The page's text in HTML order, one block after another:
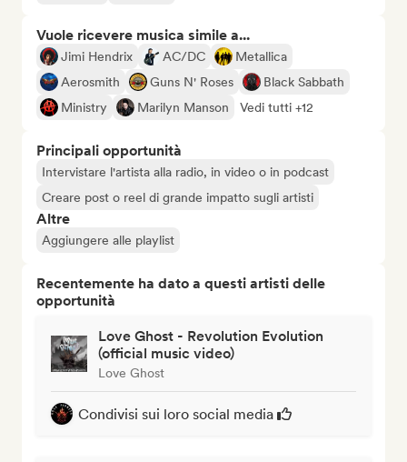
Vuole ricevere musica simile a...
Jimi Hendrix AC/DC
Metallica
Aerosmith
Guns N' Roses
Black Sabbath
Ministry
Marilyn Manson Vedi tutti +12
Principali opportunità
Intervistare l'artista alla radio, in video o in podcast
Creare post o reel di grande impatto sugli artisti
Altre
Aggiungere alle playlist
Recentemente ha dato a questi artisti delle
opportunità
Love Ghost - Revolution Evolution
(official music video)
Love Ghost
Condivisi sui loro social media